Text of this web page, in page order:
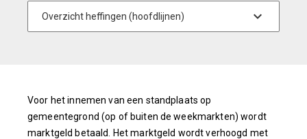
Voor het innemen van een standplaats op
gemeentegrond (op of buiten de weekmarkten) wordt
marktgeld betaald. Het marktgeld wordt verhoogd met